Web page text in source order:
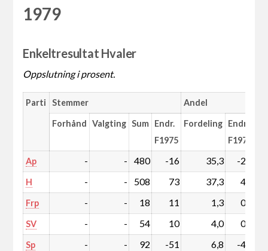
1979
Enkeltresultat Hvaler
Oppslutning i prosent.
Parti Stemmer Andel
Forhånd Valgting Sum Endr.
F1975
Fordeling Endr.
F1975
Ap - - 480 -16 35,3 -2,0
H - - 508 73 37,3 4,6
Frp - - 18 11 1,3 0,8
SV - - 54 10 4,0 0,7
Sp - - 92 -51 6,8 -4,0